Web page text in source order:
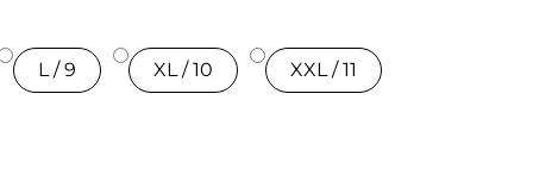
L / 9 XL / 10 XXL / 11